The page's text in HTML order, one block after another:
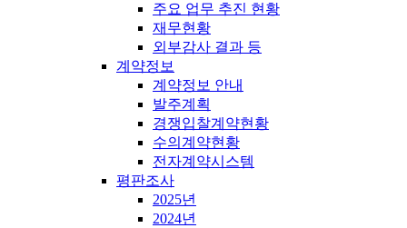
주요 업무 추진 현황
재무현황
외부감사 결과 등
계약정보
계약정보 안내
발주계획
경쟁입찰계약현황
수의계약현황
전자계약시스템
평판조사
2025년
2024년